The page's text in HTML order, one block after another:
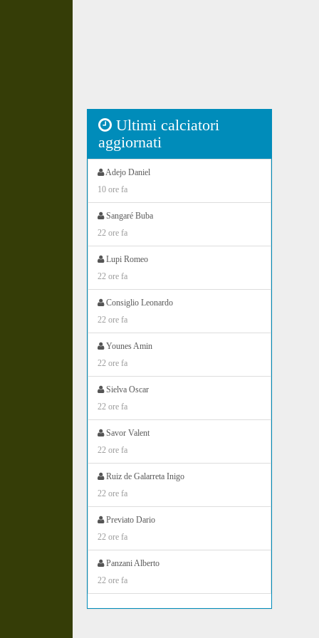
Ultimi calciatori
aggiornati
Adejo Daniel
10 ore fa
Sangaré Buba
22 ore fa
Lupi Romeo
22 ore fa
Consiglio Leonardo
22 ore fa
Younes Amin
22 ore fa
Sielva Oscar
22 ore fa
Savor Valent
22 ore fa
Ruiz de Galarreta Inigo
22 ore fa
Previato Dario
22 ore fa
Panzani Alberto
22 ore fa